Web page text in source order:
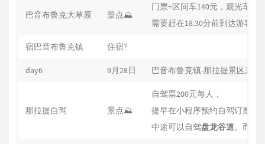
巴音布鲁克大草原 景点⛰
门票+区间车140元，观光车20
需要赶在18.30分前到达游客
宿巴音布鲁克镇 住宿?
day6 9月28日 巴音布鲁克镇-那拉提景区东门
那拉提自驾 景点⛰
自驾票200元每人，
提早在小程序预约自驾订票从
中途可以自驾盘龙谷道。而后